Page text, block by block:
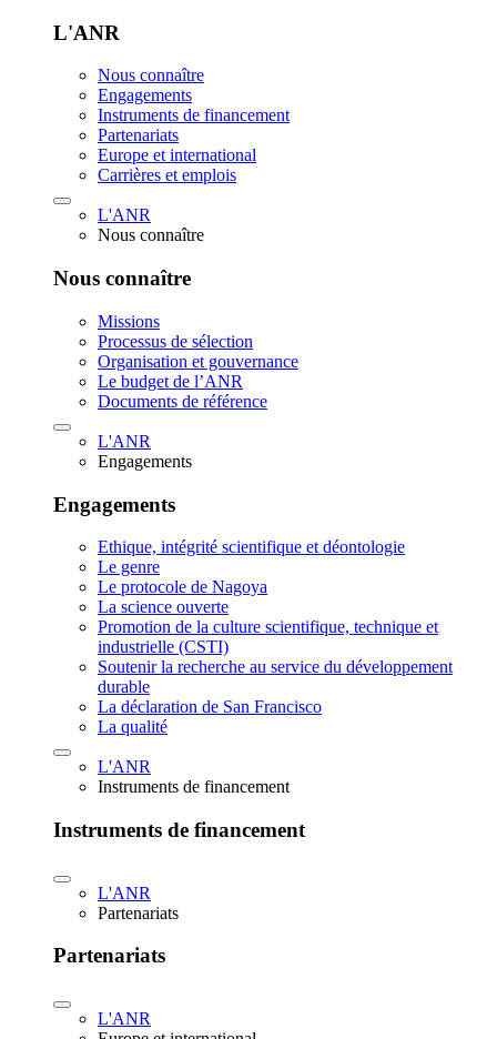
L'ANR
Nous connaître
Engagements
Instruments de financement
Partenariats
Europe et international
Carrières et emplois
L'ANR
Nous connaître
Nous connaître
Missions
Processus de sélection
Organisation et gouvernance
Le budget de l’ANR
Documents de référence
L'ANR
Engagements
Engagements
Ethique, intégrité scientifique et déontologie
Le genre
Le protocole de Nagoya
La science ouverte
Promotion de la culture scientifique, technique et
industrielle (CSTI)
Soutenir la recherche au service du développement
durable
La déclaration de San Francisco
La qualité
L'ANR
Instruments de financement
Instruments de financement
L'ANR
Partenariats
Partenariats
L'ANR